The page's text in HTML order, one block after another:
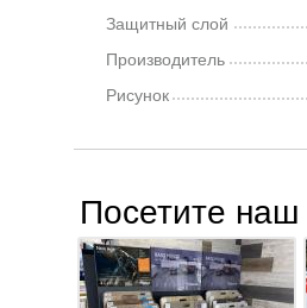
Защитный слой
Производитель
Рисунок
Посетите